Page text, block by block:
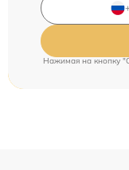
Нажимая на кнопку